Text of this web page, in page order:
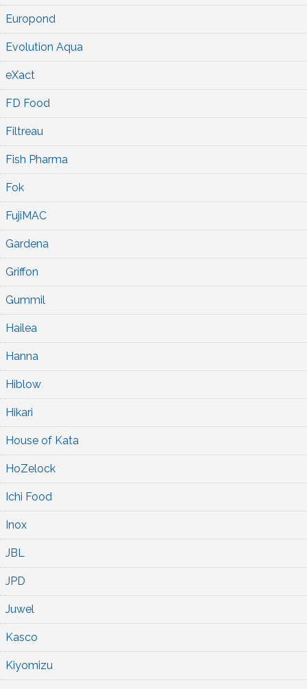
Europond
Evolution Aqua
eXact
FD Food
Filtreau
Fish Pharma
Fok
FujiMAC
Gardena
Griffon
Gummil
Hailea
Hanna
Hiblow
Hikari
House of Kata
HoZelock
Ichi Food
Inox
JBL
JPD
Juwel
Kasco
Kiyomizu